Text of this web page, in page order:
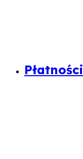
Płatności